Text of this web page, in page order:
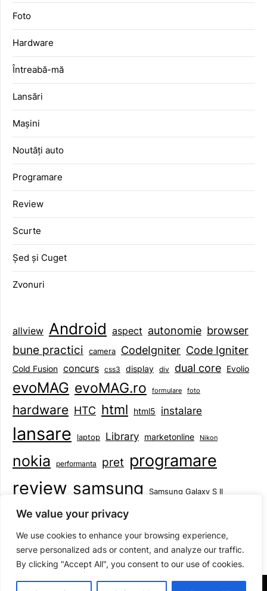
We value your privacy
We use cookies to enhance your browsing experience,
serve personalized ads or content, and analyze our traffic.
By clicking "Accept All", you consent to our use of cookies.
Foto
Hardware
Întreabă-mă
Lansări
Mașini
Noutăți auto
Programare
Review
Scurte
Șed și Cuget
Zvonuri
allview Android aspect autonomie browser
bune practici camera CodeIgniter Code Igniter
Cold Fusion concurs css3 display div dual core Evolio
evoMAG evoMAG.ro formulare foto
hardware HTC html html5 instalare
lansare laptop Library marketonline Nikon
nokia performanta pret programare
review samsung Samsung Galaxy S II
smartphone specificatii standarde